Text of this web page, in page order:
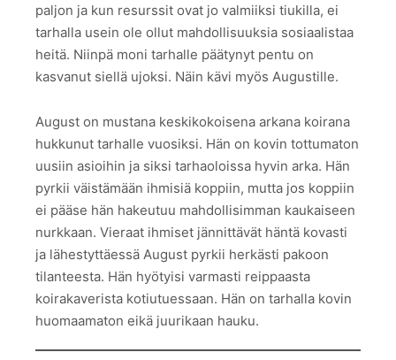
paljon ja kun resurssit ovat jo valmiiksi tiukilla, ei
tarhalla usein ole ollut mahdollisuuksia sosiaalistaa
heitä. Niinpä moni tarhalle päätynyt pentu on
kasvanut siellä ujoksi. Näin kävi myös Augustille.
August on mustana keskikokoisena arkana koirana
hukkunut tarhalle vuosiksi. Hän on kovin tottumaton
uusiin asioihin ja siksi tarhaoloissa hyvin arka. Hän
pyrkii väistämään ihmisiä koppiin, mutta jos koppiin
ei pääse hän hakeutuu mahdollisimman kaukaiseen
nurkkaan. Vieraat ihmiset jännittävät häntä kovasti
ja lähestyttäessä August pyrkii herkästi pakoon
tilanteesta. Hän hyötyisi varmasti reippaasta
koirakaverista kotiutuessaan. Hän on tarhalla kovin
huomaamaton eikä juurikaan hauku.